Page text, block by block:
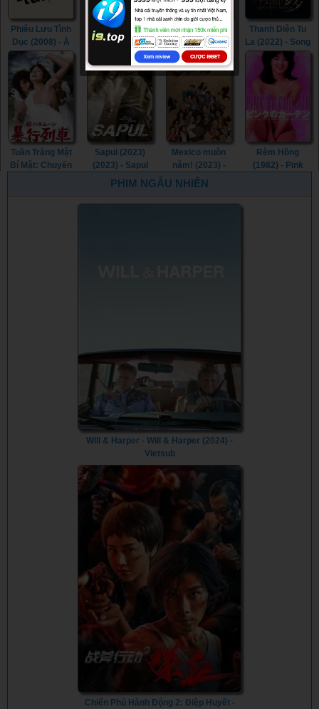
Phiêu Lưu Tình
Dục (2008) - À
l’aventure
(2008)
Nô Lệ Tình Dục
(2013) - Sweet
Whip (2013)
Tri Kỷ (2023) -
Soulmate (2023)
Thanh Diện Tu
La (2022) - Song
of the
Assassins
(2022)
Tuần Trăng Mật
Bí Mật: Chuyến
Sapul (2023)
(2023) - Sapul
(2023) (2023)
Mexico muôn
năm! (2023) -
¡Que Viva
Rèm Hồng
(1982) - Pink
PHIM NGẪU NHIÊN
Will & Harper - Will & Harper (2024) -
Vietsub
Chiến Phủ Hành Động 2: Điệp Huyết -